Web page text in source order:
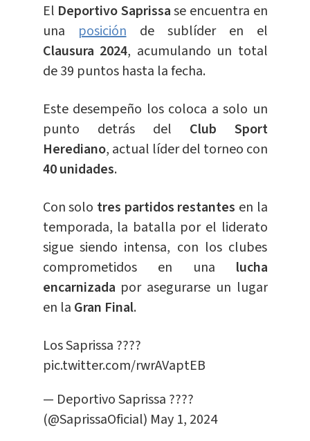
El Deportivo Saprissase encuentra en
una posiciónde sublíder en el
Clausura 2024, acumulando un total
de 39 puntos hasta la fecha.
Este desempeño los coloca a solo un
punto detrás del Club Sport
Herediano, actual líder del torneo con
40 unidades.
Con solo tres partidos restantes en la
temporada, la batalla por el liderato
sigue siendo intensa, con los clubes
comprometidos en una lucha
encarnizada por asegurarse un lugar
en la Gran Final.
Los Saprissa ????
pic.twitter.com/rwrAVaptEB
— Deportivo Saprissa ????
(@SaprissaOficial) May 1, 2024